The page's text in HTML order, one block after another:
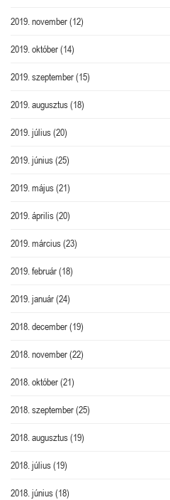
2019. november(12)
2019. október(14)
2019. szeptember(15)
2019. augusztus(18)
2019. július(20)
2019. június(25)
2019. május(21)
2019. április(20)
2019. március(23)
2019. február(18)
2019. január(24)
2018. december(19)
2018. november(22)
2018. október(21)
2018. szeptember(25)
2018. augusztus(19)
2018. július(19)
2018. június(18)